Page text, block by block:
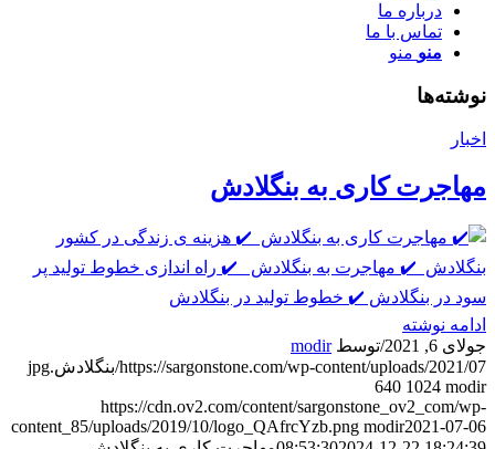
درباره ما
تماس با ما
منو منو
نوشته‌ها
اخبار
مهاجرت کاری به بنگلادش
ادامه نوشته
جولای 6, 2021
/توسطmodir
https://sargonstone.com/wp-content/uploads/2021/07/بنگلادش.jpg
640 1024 modir
https://cdn.ov2.com/content/sargonstone_ov2_com/wp-
content_85/uploads/2019/10/logo_QAfrcYzb.png modir2021-07-06